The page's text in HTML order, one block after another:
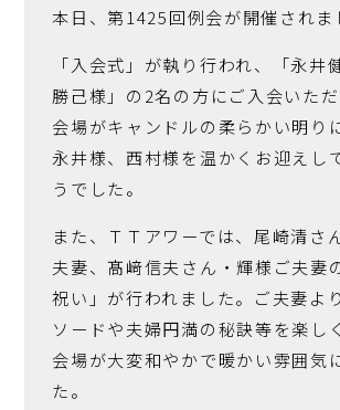
本日、第1425回例会が開催されま
「入会式」が執り行われ、「永
勝己様」の2名の方にご入会いただ
会場がキャンドルの柔らかい明り
永井様、西村様を温かくお迎えし
うでした。
また、ＴＴアワーでは、尾崎清さ
夫妻、髙﨑信夫さん・輝様ご夫妻
祝い」が行われました。ご夫妻よ
ソードや夫婦円満の秘訣等を楽し
会場が大変和やかで暖かい雰囲気
た。